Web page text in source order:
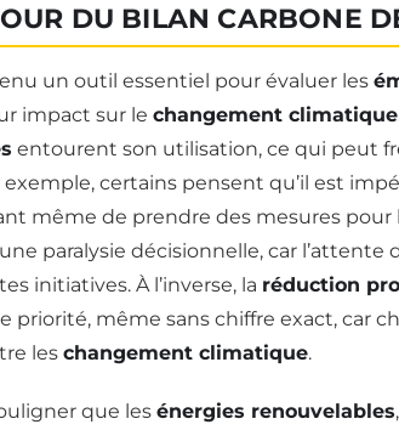
DU BILAN CARBONE
un outil essentiel pour évaluer les
impact sur le changement climatique
entourent son utilisation, ce qui peut
certains pensent qu’il est
même de prendre des mesures pour
paralysie décisionnelle, car l’attente
initiatives. À l’inverse, la réduction
priorité, même sans chiffre exact, car
les changement climatique.
que les énergies renouvelables